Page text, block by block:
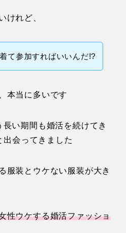
けれど、
て参加すればいいんだ!?
本当に多いです
い期間も婚活を続けてき
会ってきました
服装とウケない服装が大き
性ウケする婚活ファッショ